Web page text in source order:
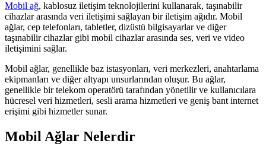
Mobil ağ, kablosuz iletişim teknolojilerini kullanarak, taşınabilir
cihazlar arasında veri iletişimi sağlayan bir iletişim ağıdır. Mobil
ağlar, cep telefonları, tabletler, dizüstü bilgisayarlar ve diğer
taşınabilir cihazlar gibi mobil cihazlar arasında ses, veri ve video
iletişimini sağlar.
Mobil ağlar, genellikle baz istasyonları, veri merkezleri, anahtarlama
ekipmanları ve diğer altyapı unsurlarından oluşur. Bu ağlar,
genellikle bir telekom operatörü tarafından yönetilir ve kullanıcılara
hücresel veri hizmetleri, sesli arama hizmetleri ve geniş bant internet
erişimi gibi hizmetler sunar.
Mobil Ağlar Nelerdir